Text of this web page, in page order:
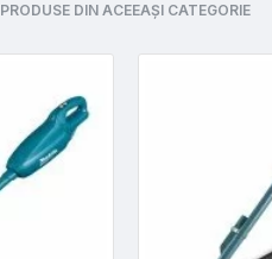
PRODUSE DIN ACEEAȘI CATEGORIE